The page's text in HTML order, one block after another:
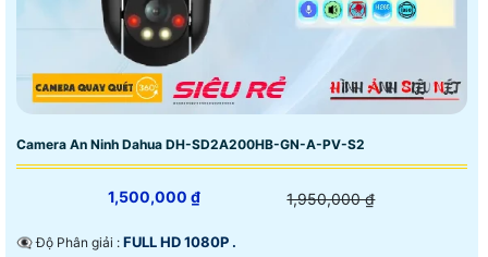
Camera An Ninh Dahua DH-SD2A200HB-GN-A-PV-S2
1,500,000 ₫ 1,950,000 ₫
👁️‍🗨 Độ Phân giải : FULL HD 1080P .